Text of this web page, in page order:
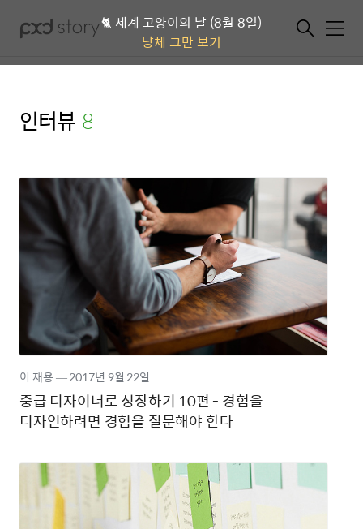
🐈 세계 고양이의 날 (8월 8일)
냥체 그만 보기
메뉴
인터뷰 (8)
중급 디자이너로 성장하기 10편 - 경험을
디자인하려면 경험을 질문해야 한다
이 재용―2017년 9월 22일